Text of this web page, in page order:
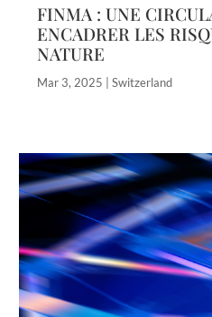
FINMA : UNE
ENCADRER LES
NATURE
Mar 3, 2025 |Switzerland